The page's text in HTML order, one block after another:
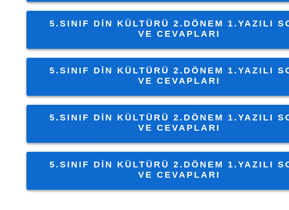
5.SINIF DIN KÜLTÜRÜ 2.DÖNEM 1.YAZILI
VE CEVAPLARI
5.SINIF DIN KÜLTÜRÜ 2.DÖNEM 1.YAZILI
VE CEVAPLARI
5.SINIF DIN KÜLTÜRÜ 2.DÖNEM 1.YAZILI
VE CEVAPLARI
5.SINIF DIN KÜLTÜRÜ 2.DÖNEM 1.YAZILI
VE CEVAPLARI